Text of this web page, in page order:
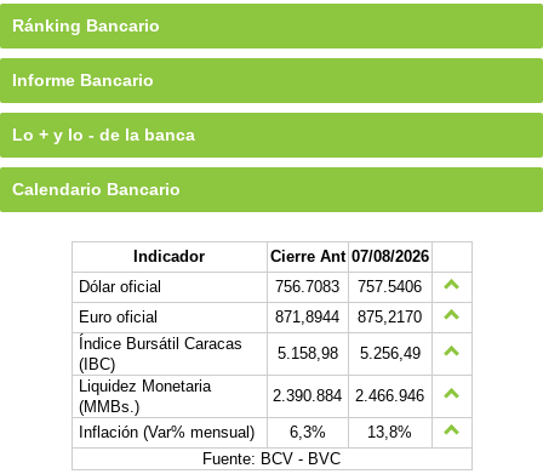
Ránking Bancario
Informe Bancario
Lo + y lo - de la banca
Calendario Bancario
Indicador Cierre Ant 07/08/2026
Dólar oficial
756.7083
757.5406
Euro oficial
871,8944
875,2170
Índice Bursátil Caracas
(IBC)
5.158,98
5.256,49
Liquidez Monetaria
(MMBs.)
2.390.884
2.466.946
Inflación (Var% mensual)
6,3%
13,8%
Fuente: BCV - BVC